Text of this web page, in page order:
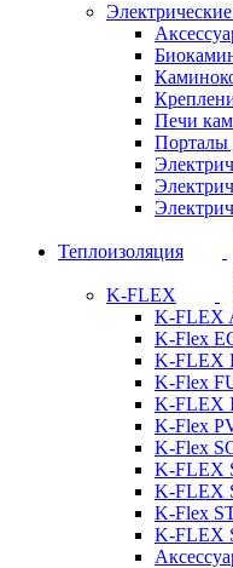
Печи
Порталы
Теплоизоляция
K-FLEX
K-FLEX
K-Flex
K-FLEX
K-Flex
K-FLEX
K-Flex
K-Flex
K-FLEX
K-FLEX
K-Flex
K-FLEX